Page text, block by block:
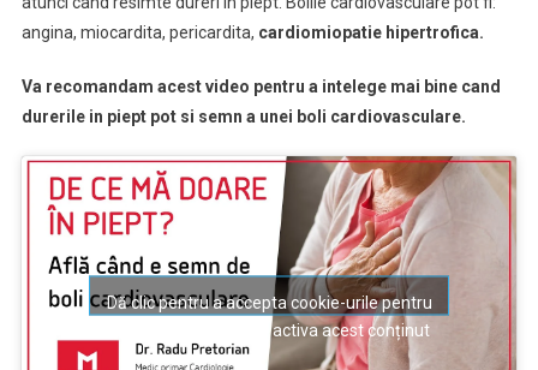
angina, miocardita, pericardita, cardiomiopatie hipertrofica.
Va recomandam acest video pentru a intelege mai bine cand
durerile in piept pot si semn a unei boli cardiovasculare.
Dă clic pentru a accepta cookie-urile pentru
marketing și pentru a activa acest conținut